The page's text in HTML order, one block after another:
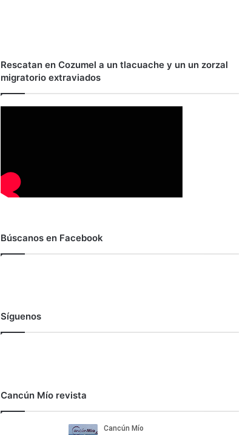
Rescatan en Cozumel a un tlacuache y un un zorzal
migratorio extraviados
Búscanos en Facebook
Síguenos
Cancún Mío revista